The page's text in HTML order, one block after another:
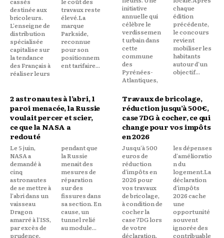
destinée aux
bricoleurs.
L'enseigne de
distribution
spécialisée
capitalise sur
la tendance
des Français à
réaliser leurs
travaux reste
élevé.La
marque
Parkside,
reconnue
pour son
positionnem
ent tarifaire...
initiative
annuelle qui
célèbre le
verdissemen
t urbain dans
cette
commune
des
Pyrénées-
Atlantiques,
chaque
édition
précédente,
le concours
revient
mobiliser les
habitants
autour d'un
objectif...
2 astronautes à l’abri, 1
paroi menacée, la Russie
voulait percer et scier,
ce que la NASA a
redouté
Le 5 juin,
NASA a
demandé à
cinq
astronautes
de se mettre à
l'abri dans un
vaisseau
Dragon
amarré à l'ISS,
par excès de
prudence,
pendant que
la Russie
menait des
mesures de
réparation
sur des
fissures dans
sa section. En
cause, un
tunnel relié
au module...
Travaux de bricolage,
réduction jusqu’à 500€,
case 7DG à cocher, ce qui
change pour vos impôts
en 2026
Jusqu'à 500
euros de
réduction
d'impôts en
2026 pour
vos travaux
de bricolage,
à condition de
cocher la
case 7DG lors
de votre
déclaration.
les dépenses
d'amélioratio
n du
logement.La
déclaration
d'impôts
2026 cache
une
opportunité
souvent
ignorée des
contribuable